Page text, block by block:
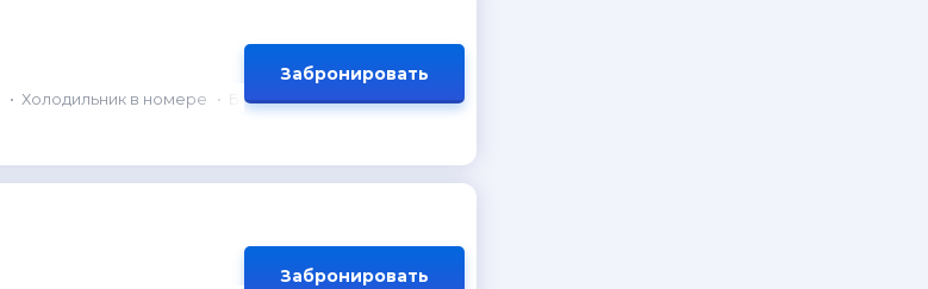
Холодильник в номере
Балкон
Забронировать
Забронировать